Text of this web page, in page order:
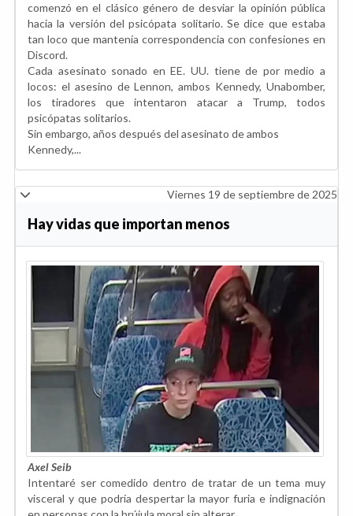
comenzó en el clásico género de desviar la opinión pública
hacia la versión del psicópata solitario. Se dice que estaba
tan loco que mantenía correspondencia con confesiones en
Discord.
Cada asesinato sonado en EE. UU. tiene de por medio a
locos: el asesino de Lennon, ambos Kennedy, Unabomber,
los tiradores que intentaron atacar a Trump, todos
psicópatas solitarios.
Sin embargo, años después del asesinato de ambos
Kennedy,...
Viernes 19 de septiembre de 2025
Hay vidas que importan menos
Axel Seib
Intentaré ser comedido dentro de tratar de un tema muy
visceral y que podría despertar la mayor furia e indignación